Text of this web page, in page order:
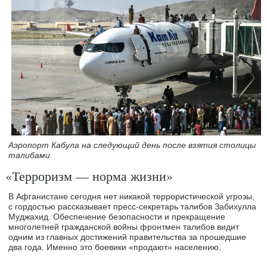
Аэропорт Кабула на следующий день после взятия столицы
талибами
«Терроризм — норма жизни»
В Афганистане сегодня нет никакой террористической угрозы,
с гордостью рассказывает пресс-секретарь талибов Забихулла
Муджахид. Обеспечение безопасности и прекращение
многолетней гражданской войны фронтмен талибов видит
одним из главных достижений правительства за прошедшие
два года. Именно это боевики «продают» населению.